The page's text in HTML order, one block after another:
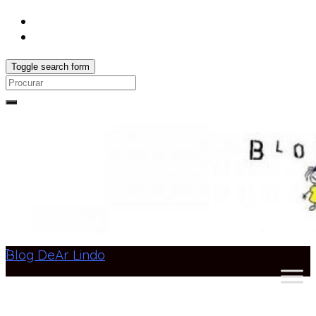
Toggle search form
Search
Blog DeAr Lindo